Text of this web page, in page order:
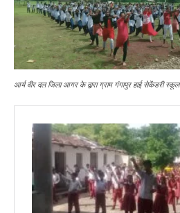
आर्य वीर दल जिला आगर के द्वारा ग्राम गंगापुर हाई सेकेंडरी स्कूल